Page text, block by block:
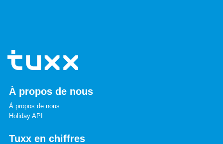
À propos de nous
À propos de nous
Holiday API
Tuxx en chiffres